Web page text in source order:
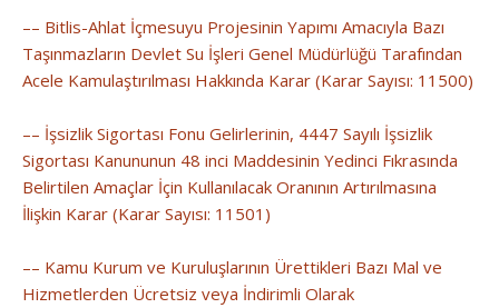
–– Bitlis-Ahlat İçmesuyu Projesinin Yapımı Amacıyla Bazı
Taşınmazların Devlet Su İşleri Genel Müdürlüğü Tarafından
Acele Kamulaştırılması Hakkında Karar (Karar Sayısı: 11500)
–– İşsizlik Sigortası Fonu Gelirlerinin, 4447 Sayılı İşsizlik
Sigortası Kanununun 48 inci Maddesinin Yedinci Fıkrasında
Belirtilen Amaçlar İçin Kullanılacak Oranının Artırılmasına
İlişkin Karar (Karar Sayısı: 11501)
–– Kamu Kurum ve Kuruluşlarının Ürettikleri Bazı Mal ve
Hizmetlerden Ücretsiz veya İndirimli Olarak